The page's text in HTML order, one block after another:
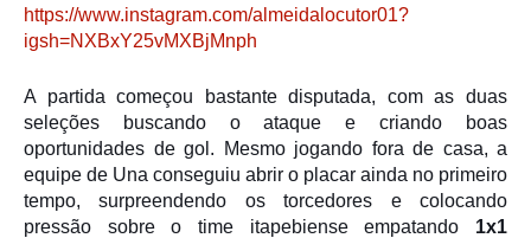
https://www.instagram.com/almeidalocutor01?
igsh=NXBxY25vMXBjMnph
A partida começou bastante disputada, com as duas
seleções buscando o ataque e criando boas
oportunidades de gol. Mesmo jogando fora de casa, a
equipe de Una conseguiu abrir o placar ainda no primeiro
tempo, surpreendendo os torcedores e colocando
pressão sobre o time itapebiense empatando 1x1